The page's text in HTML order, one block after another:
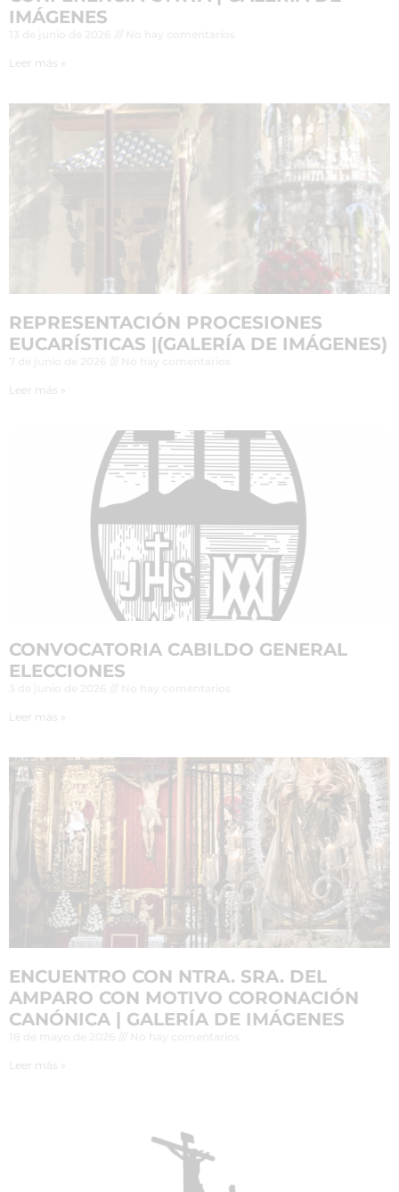
IMÁGENES
Leer más »
REPRESENTACIÓN PROCESIONES
EUCARÍSTICAS |(GALERÍA DE IMÁGENES)
Leer más »
CONVOCATORIA CABILDO GENERAL
ELECCIONES
Leer más »
ENCUENTRO CON NTRA. SRA. DEL
AMPARO CON MOTIVO CORONACIÓN
CANÓNICA | GALERÍA DE IMÁGENES
Leer más »